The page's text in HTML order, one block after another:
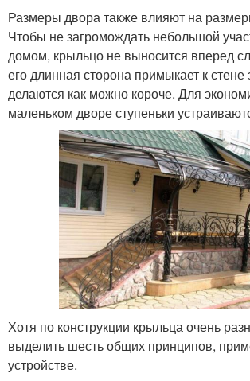
Размеры двора также влияют на
Чтобы не загромождать небольшой
домом, крыльцо не выносится вперед
его длинная сторона примыкает к
делаются как можно короче. Для
маленьком дворе ступеньки
Хотя по конструкции крыльца очень
выделить шесть общих принципов,
устройстве.